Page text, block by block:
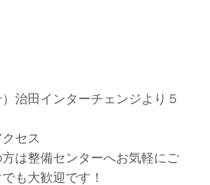
治田インターチェンジより５
セス
は整備センターへお気軽にご
も大歓迎です！